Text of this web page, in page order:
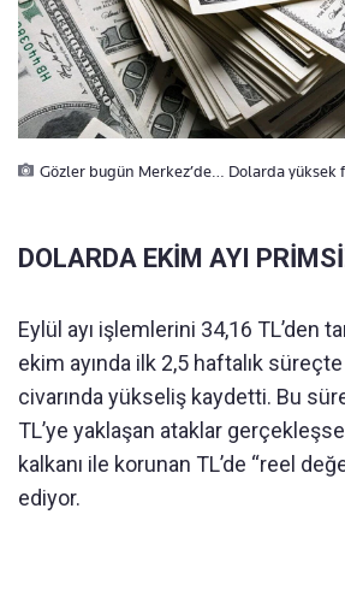
Gözler bugün Merkez’de… Dolarda yüksek
DOLARDA EKİM AYI
Eylül ayı işlemlerini 34,16 TL’den
ekim ayında ilk 2,5 haftalık
civarında yükseliş kaydetti. Bu
TL’ye yaklaşan ataklar
kalkanı ile korunan TL’de “reel
ediyor.